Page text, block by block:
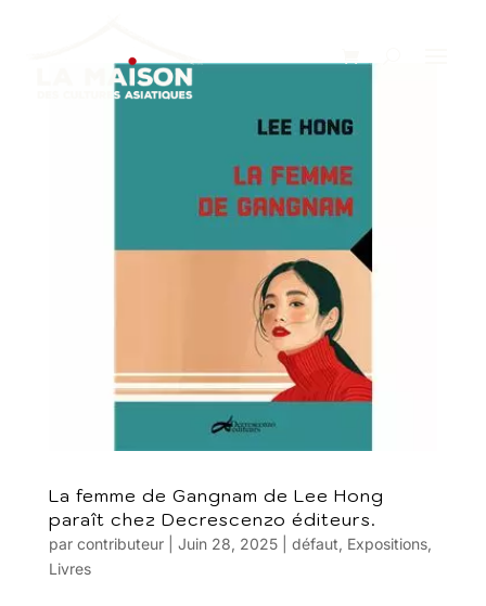
La femme de Gangnam de Lee Hong
paraît chez Decrescenzo éditeurs.
par contributeur| Juin 28, 2025| défaut, Expositions,
Livres